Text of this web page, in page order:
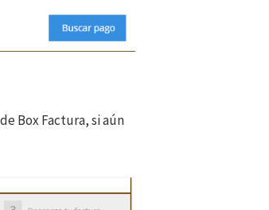
Box Factura, si aún